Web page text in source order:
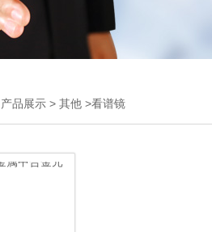
产品展示 > 其他 >看谱镜